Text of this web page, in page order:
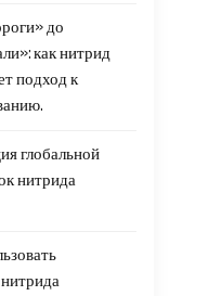
до
как нитрид
подход к
глобальной
нитрида